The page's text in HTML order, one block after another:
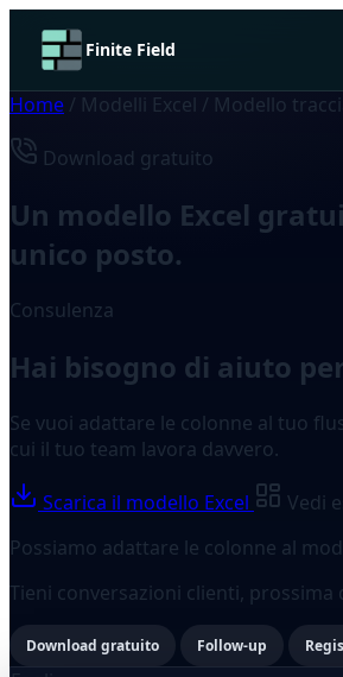
Finite Field
Home / Modelli Excel / Modello
Download gratuito
Un modello Excel
unico posto.
Consulenza
Hai bisogno di aiuto
Se vuoi adattare le colonne al tuo
cui il tuo team lavora davvero.
Scarica il modello Excel Vedi
Possiamo adattare le colonne al
Tieni conversazioni clienti,
Download gratuito Follow-up